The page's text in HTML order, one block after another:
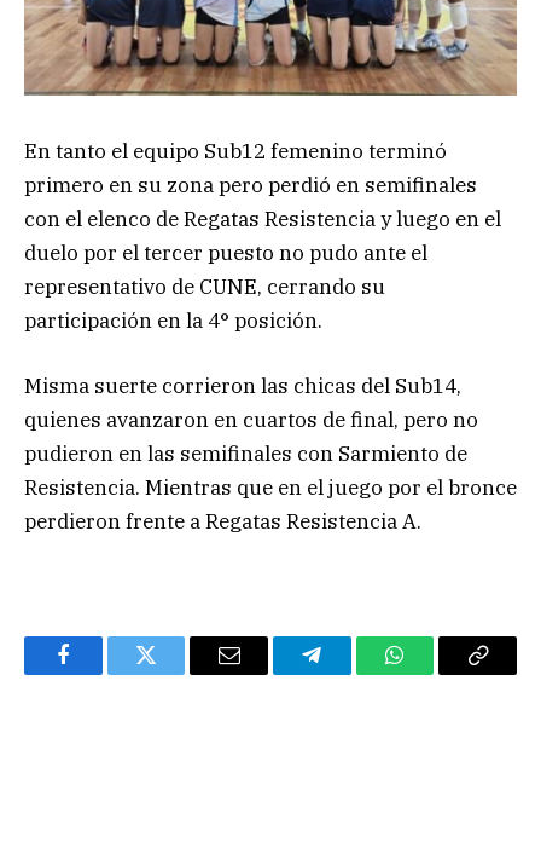
En tanto el equipo Sub12 femenino terminó
primero en su zona pero perdió en semifinales
con el elenco de Regatas Resistencia y luego en el
duelo por el tercer puesto no pudo ante el
representativo de CUNE, cerrando su
participación en la 4° posición.
Misma suerte corrieron las chicas del Sub14,
quienes avanzaron en cuartos de final, pero no
pudieron en las semifinales con Sarmiento de
Resistencia. Mientras que en el juego por el bronce
perdieron frente a Regatas Resistencia A.
FacebookTwitter Email TelegramWhatsAppCopy